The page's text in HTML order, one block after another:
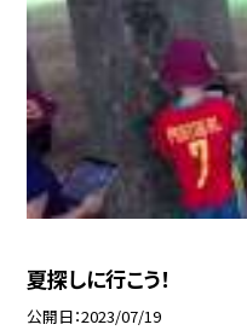
夏探しに行こう！
公開日 2023/07/19